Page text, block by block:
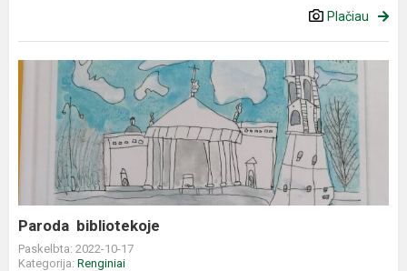
Plačiau
bibliotekoje
Paroda bibliotekoje
Paskelbta: 2022-10-17
Kategorija: Renginiai